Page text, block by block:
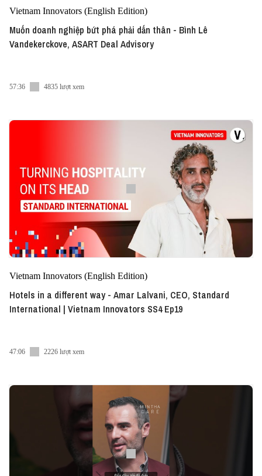
Vietnam Innovators (English Edition)
Muốn doanh nghiệp bứt phá phải dấn thân - Bình Lê
Vandekerckove, ASART Deal Advisory
57:36 4835 lượt xem
Vietnam Innovators (English Edition)
Hotels in a different way - Amar Lalvani, CEO, Standard
International | Vietnam Innovators SS4 Ep19
47:06 2226 lượt xem